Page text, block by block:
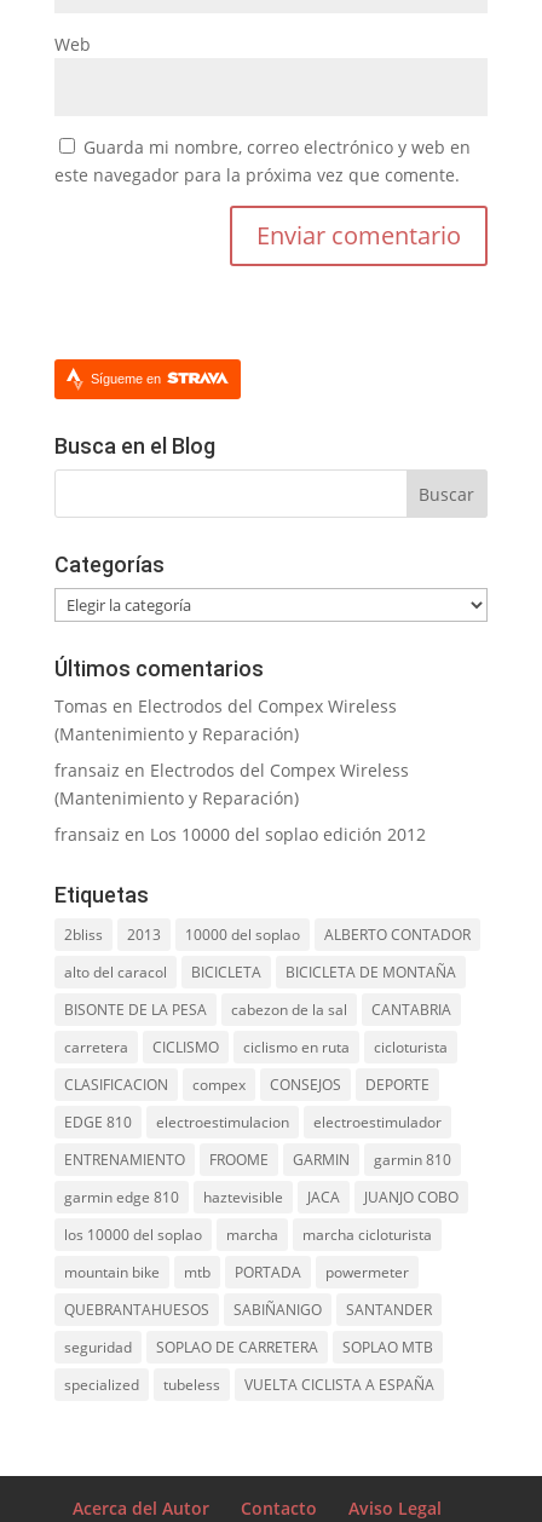
Web
Guarda mi nombre, correo electrónico y web en
este navegador para la próxima vez que comente.
Sígueme en
Busca en el Blog
Categorías
Categorías
Últimos comentarios
Tomas en Electrodos del Compex Wireless
(Mantenimiento y Reparación)
fransaiz en Electrodos del Compex Wireless
(Mantenimiento y Reparación)
fransaiz en Los 10000 del soplao edición 2012
Etiquetas
2bliss 2013 10000 del soplao
ALBERTO CONTADOR
alto del caracol
BICICLETA
BICICLETA DE MONTAÑA
BISONTE DE LA PESA
cabezon de la sal
CANTABRIA
carretera
CICLISMO ciclismo en ruta
cicloturista
CLASIFICACION
compex CONSEJOS
DEPORTE
EDGE 810
electroestimulacion
electroestimulador
ENTRENAMIENTO
FROOME GARMIN
garmin 810
garmin edge 810
haztevisible JACA
JUANJO COBO
los 10000 del soplao
marcha
marcha cicloturista
mountain bike
mtb PORTADA
powermeter
QUEBRANTAHUESOS
SABIÑANIGO
SANTANDER
seguridad
SOPLAO DE CARRETERA
SOPLAO MTB
specialized
tubeless VUELTA CICLISTA A ESPAÑA
Acerca del Autor Contacto Aviso Legal